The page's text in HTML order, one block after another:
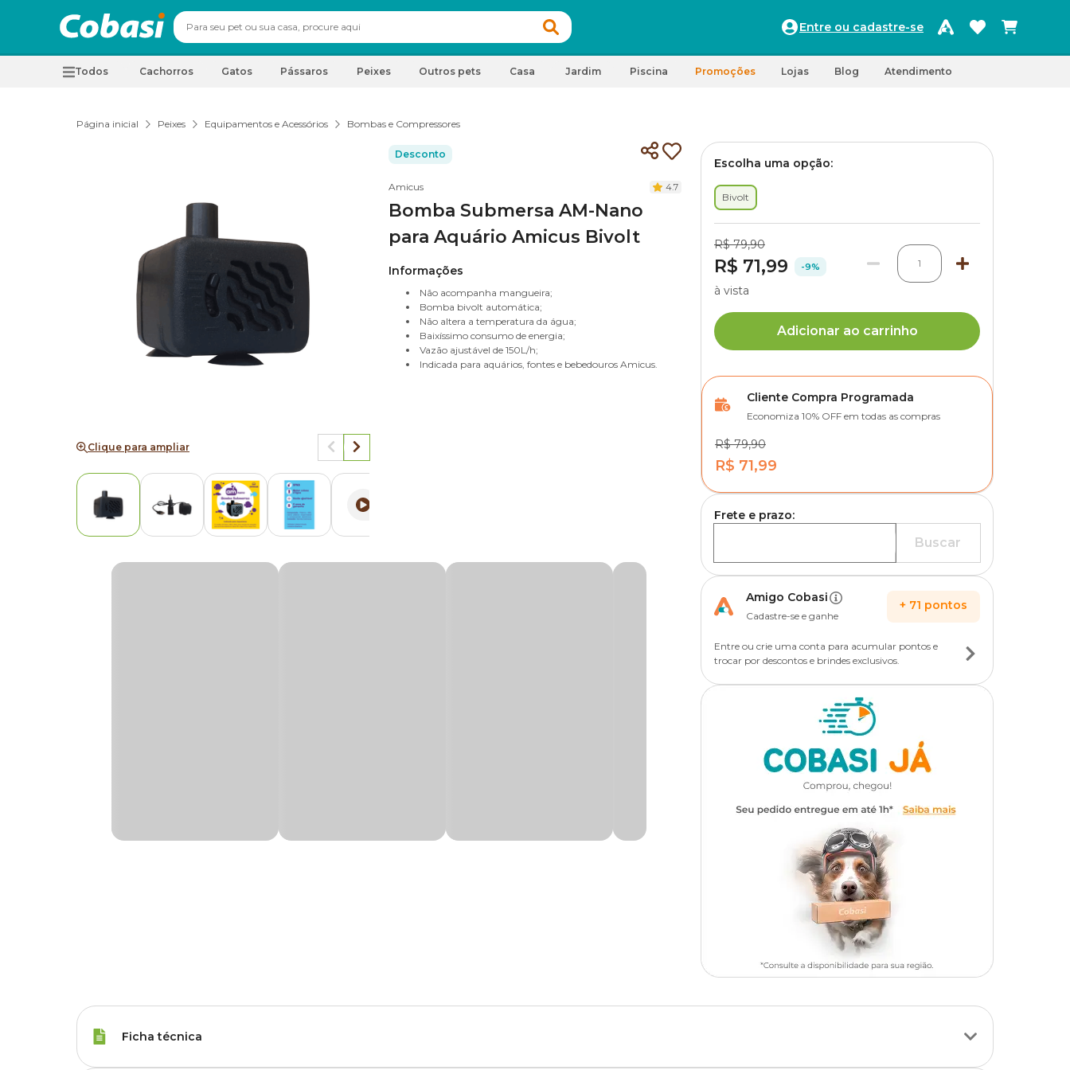
Entre ou cadastre-se
Todos Cachorros Gatos Pássaros Peixes Outros pets Casa Jardim Piscina Promoções Lojas Blog Atendimento
Página inicial Peixes Equipamentos e Acessórios Bombas e Compressores
Clique para ampliar
Desconto
Amicus 4.7
Bomba Submersa AM-Nano
para Aquário Amicus Bivolt
Informações
Não acompanha mangueira;
Bomba bivolt automática;
Não altera a temperatura da água;
Baixíssimo consumo de energia;
Vazão ajustável de 150L/h;
Indicada para aquários, fontes e bebedouros Amicus.
Escolha uma opção:
Bivolt
R$ 79,90
R$ 71,99 -9% 1
à vista
Adicionar ao carrinho
Cliente Compra Programada
Economiza 10% OFF em todas as compras
R$ 79,90
R$ 71,99
Frete e prazo:
Buscar
Amigo Cobasi
Cadastre-se e ganhe
+ 71 pontos
Entre ou crie uma conta para acumular pontos e
trocar por descontos e brindes exclusivos.
Ficha técnica